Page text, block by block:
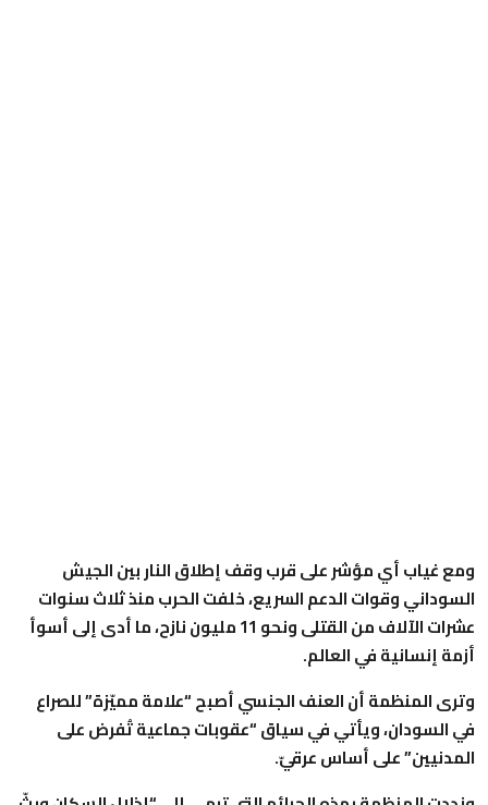
ومع غياب أي مؤشر على قرب وقف إطلاق النار بين الجيش
السوداني وقوات الدعم السريع، خلفت الحرب منذ ثلاث سنوات
عشرات الآلاف من القتلى ونحو 11 مليون نازح، ما أدى إلى أسوأ
أزمة إنسانية في العالم.
وترى المنظمة أن العنف الجنسي أصبح “علامة مميّزة” للصراع
في السودان، ويأتي في سياق “عقوبات جماعية تُفرض على
المدنيين” على أساس عرقيّ.